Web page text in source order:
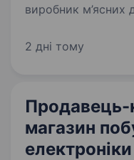
виробник м’ясних
створюючи
2 дні тому
Продавець-
магазин
електроніки